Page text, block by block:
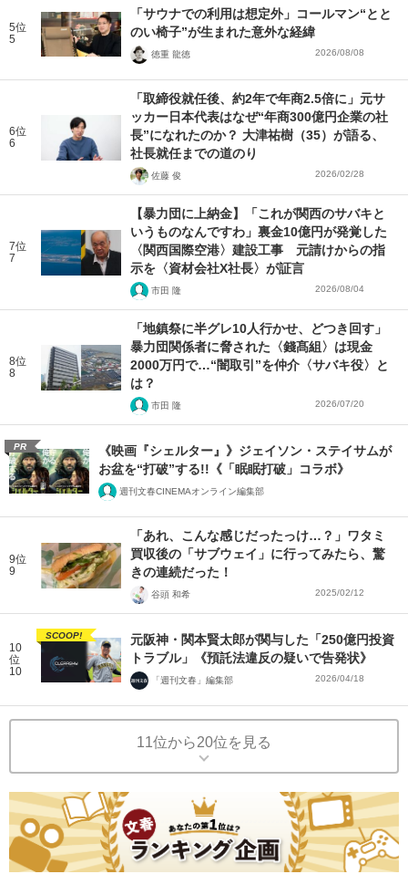
5位
5
「サウナでの利用は想定外」コールマン“とと
のい椅子”が生まれた意外な経緯
徳重 龍徳 2026/08/08
6位
6
「取締役就任後、約2年で年商2.5倍に」元サ
ッカー日本代表はなぜ“年商300億円企業の社
長”になれたのか？ 大津祐樹（35）が語る、
社長就任までの道のり
佐藤 俊 2026/02/28
7位
7
【暴力団に上納金】「これが関西のサバキと
いうものなんですわ」裏金10億円が発覚した
〈関西国際空港〉建設工事 元請けからの指
示を〈資材会社X社長〉が証言
市田 隆 2026/08/04
8位
8
「地鎮祭に半グレ10人行かせ、どつき回す」
暴力団関係者に脅された〈錢髙組〉は現金
2000万円で…“闇取引”を仲介〈サバキ役〉と
は？
市田 隆 2026/07/20
PR
《映画『シェルター』》ジェイソン・ステイサムが
お盆を“打破”する!!《「眠眠打破」コラボ》
週刊文春CINEMAオンライン編集部
9位
9
「あれ、こんな感じだったっけ…？」ワタミ
買収後の「サブウェイ」に行ってみたら、驚
きの連続だった！
谷頭 和希 2025/02/12
10
位
10
SCOOP!
元阪神・関本賢太郎が関与した「250億円投資
トラブル」《預託法違反の疑いで告発状》
「週刊文春」編集部 2026/04/18
11位から20位を見る